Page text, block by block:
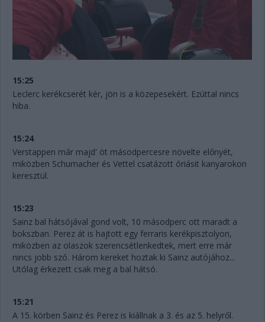
15:25
Leclerc kerékcserét kér, jön is a közepesekért. Ezúttal nincs
hiba.
15:24
Verstappen már majd' öt másodpercesre növelte előnyét,
miközben Schumacher és Vettel csatázott óriásit kanyarokon
keresztül.
15:23
Sainz bal hátsójával gond volt, 10 másodperc ott maradt a
bokszban. Perez át is hajtott egy ferraris kerékpisztolyon,
miközben az olaszok szerencsétlenkedtek, mert erre már
nincs jobb szó. Három kereket hoztak ki Sainz autójához...
Utólag érkezett csak meg a bal hátsó.
15:21
A 15. körben Sainz és Perez is kiállnak a 3. és az 5. helyről.